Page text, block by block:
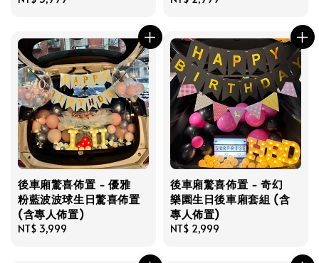
後車廂驚喜佈置 - 優雅
粉藍波波球生日驚喜佈置
(含專人佈置)
Regular
NT$ 3,999
後車廂驚喜佈置 - 奇幻
樂園生日後車廂套組 (含
專人佈置)
Regular
NT$ 2,999